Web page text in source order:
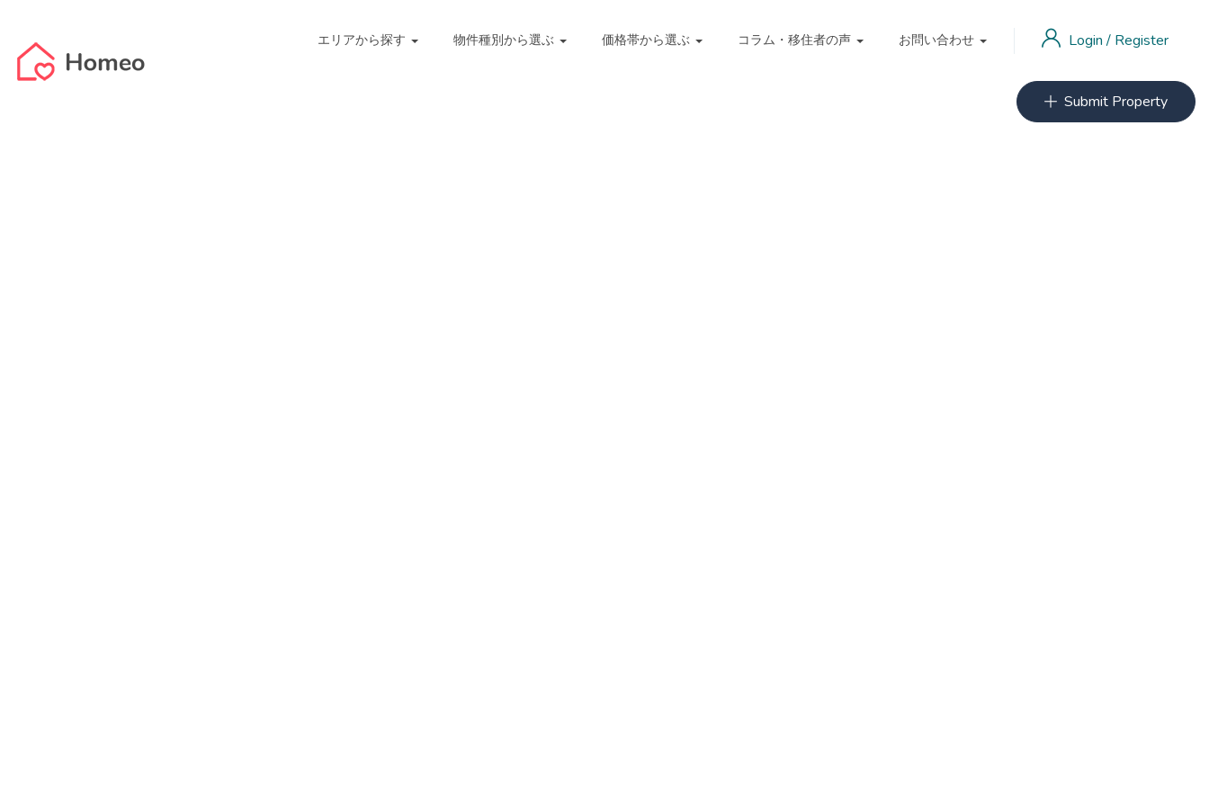
エリアから探す 物件種別から選ぶ 価格帯から選ぶ コラム・移住者の声 お問い合わせ Login/ Register
Submit Property